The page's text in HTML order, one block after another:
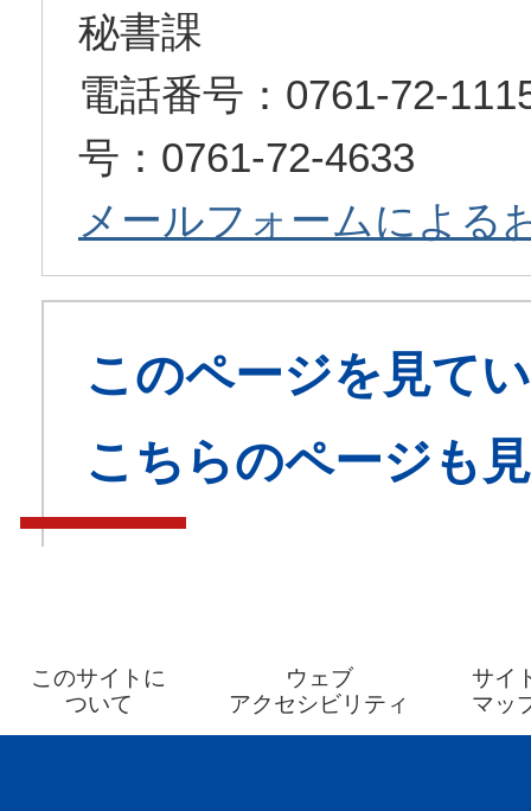
秘書課
電話番号：0761-72-
号：0761-72-4633
メールフォームによる
このページを見て
こちらのページも
このサイトに
ついて
ウェブ
アクセシビリティ
サイ
マッ